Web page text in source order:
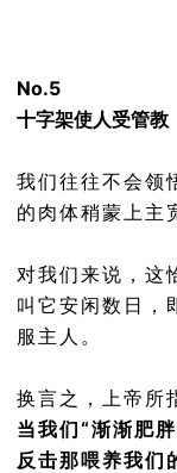
No.5
十字架使人受管教
我们往往不会领
的肉体稍蒙上主
对我们来说，这
叫它安闲数日，
服主人。
换言之，上帝所
当我们“渐渐肥
反击那喂养我们